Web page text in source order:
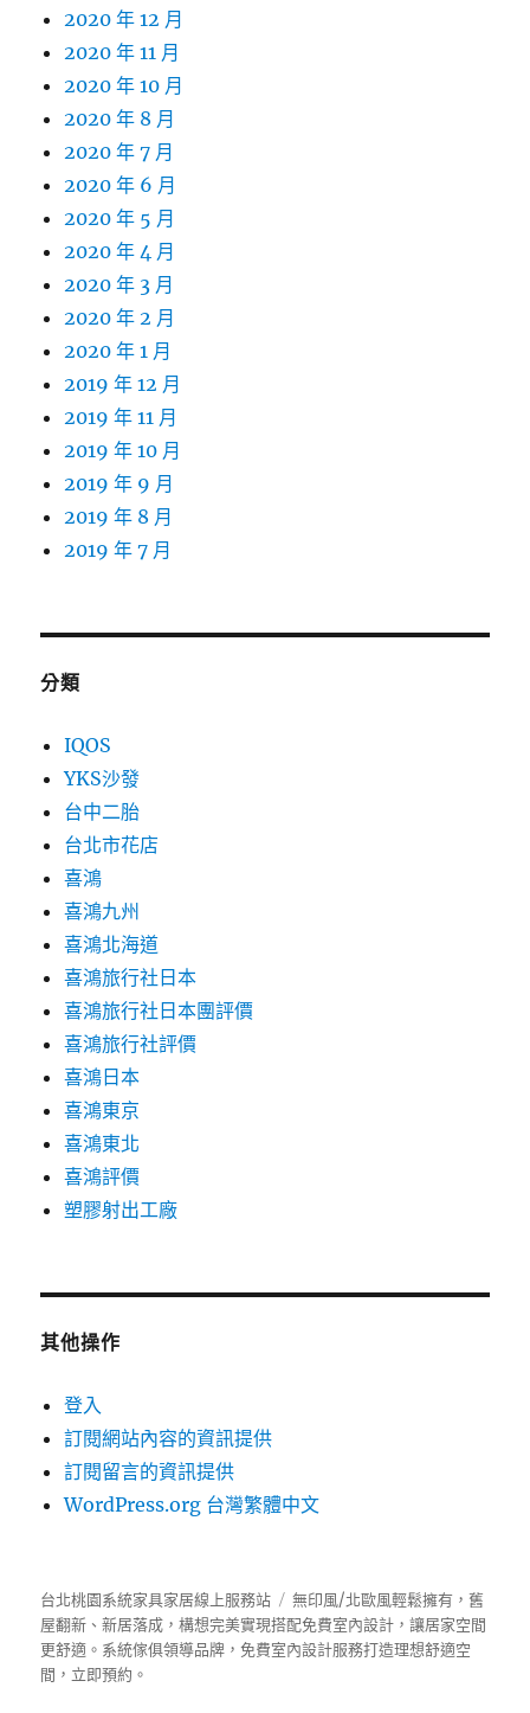
2020 年 12 月
2020 年 11 月
2020 年 10 月
2020 年 8 月
2020 年 7 月
2020 年 6 月
2020 年 5 月
2020 年 4 月
2020 年 3 月
2020 年 2 月
2020 年 1 月
2019 年 12 月
2019 年 11 月
2019 年 10 月
2019 年 9 月
2019 年 8 月
2019 年 7 月
分類
IQOS
YKS沙發
台中二胎
台北市花店
喜鴻
喜鴻九州
喜鴻北海道
喜鴻旅行社日本
喜鴻旅行社日本團評價
喜鴻旅行社評價
喜鴻日本
喜鴻東京
喜鴻東北
喜鴻評價
塑膠射出工廠
其他操作
登入
訂閱網站內容的資訊提供
訂閱留言的資訊提供
WordPress.org 台灣繁體中文
台北桃園系統家具家居線上服務站
無印風/北歐風輕鬆擁有，舊
屋翻新、新居落成，構想完美實現搭配免費室內設計，讓居家空間
更舒適。 系統傢俱領導品牌，免費室內設計服務打造理想舒適空
間，立即預約。